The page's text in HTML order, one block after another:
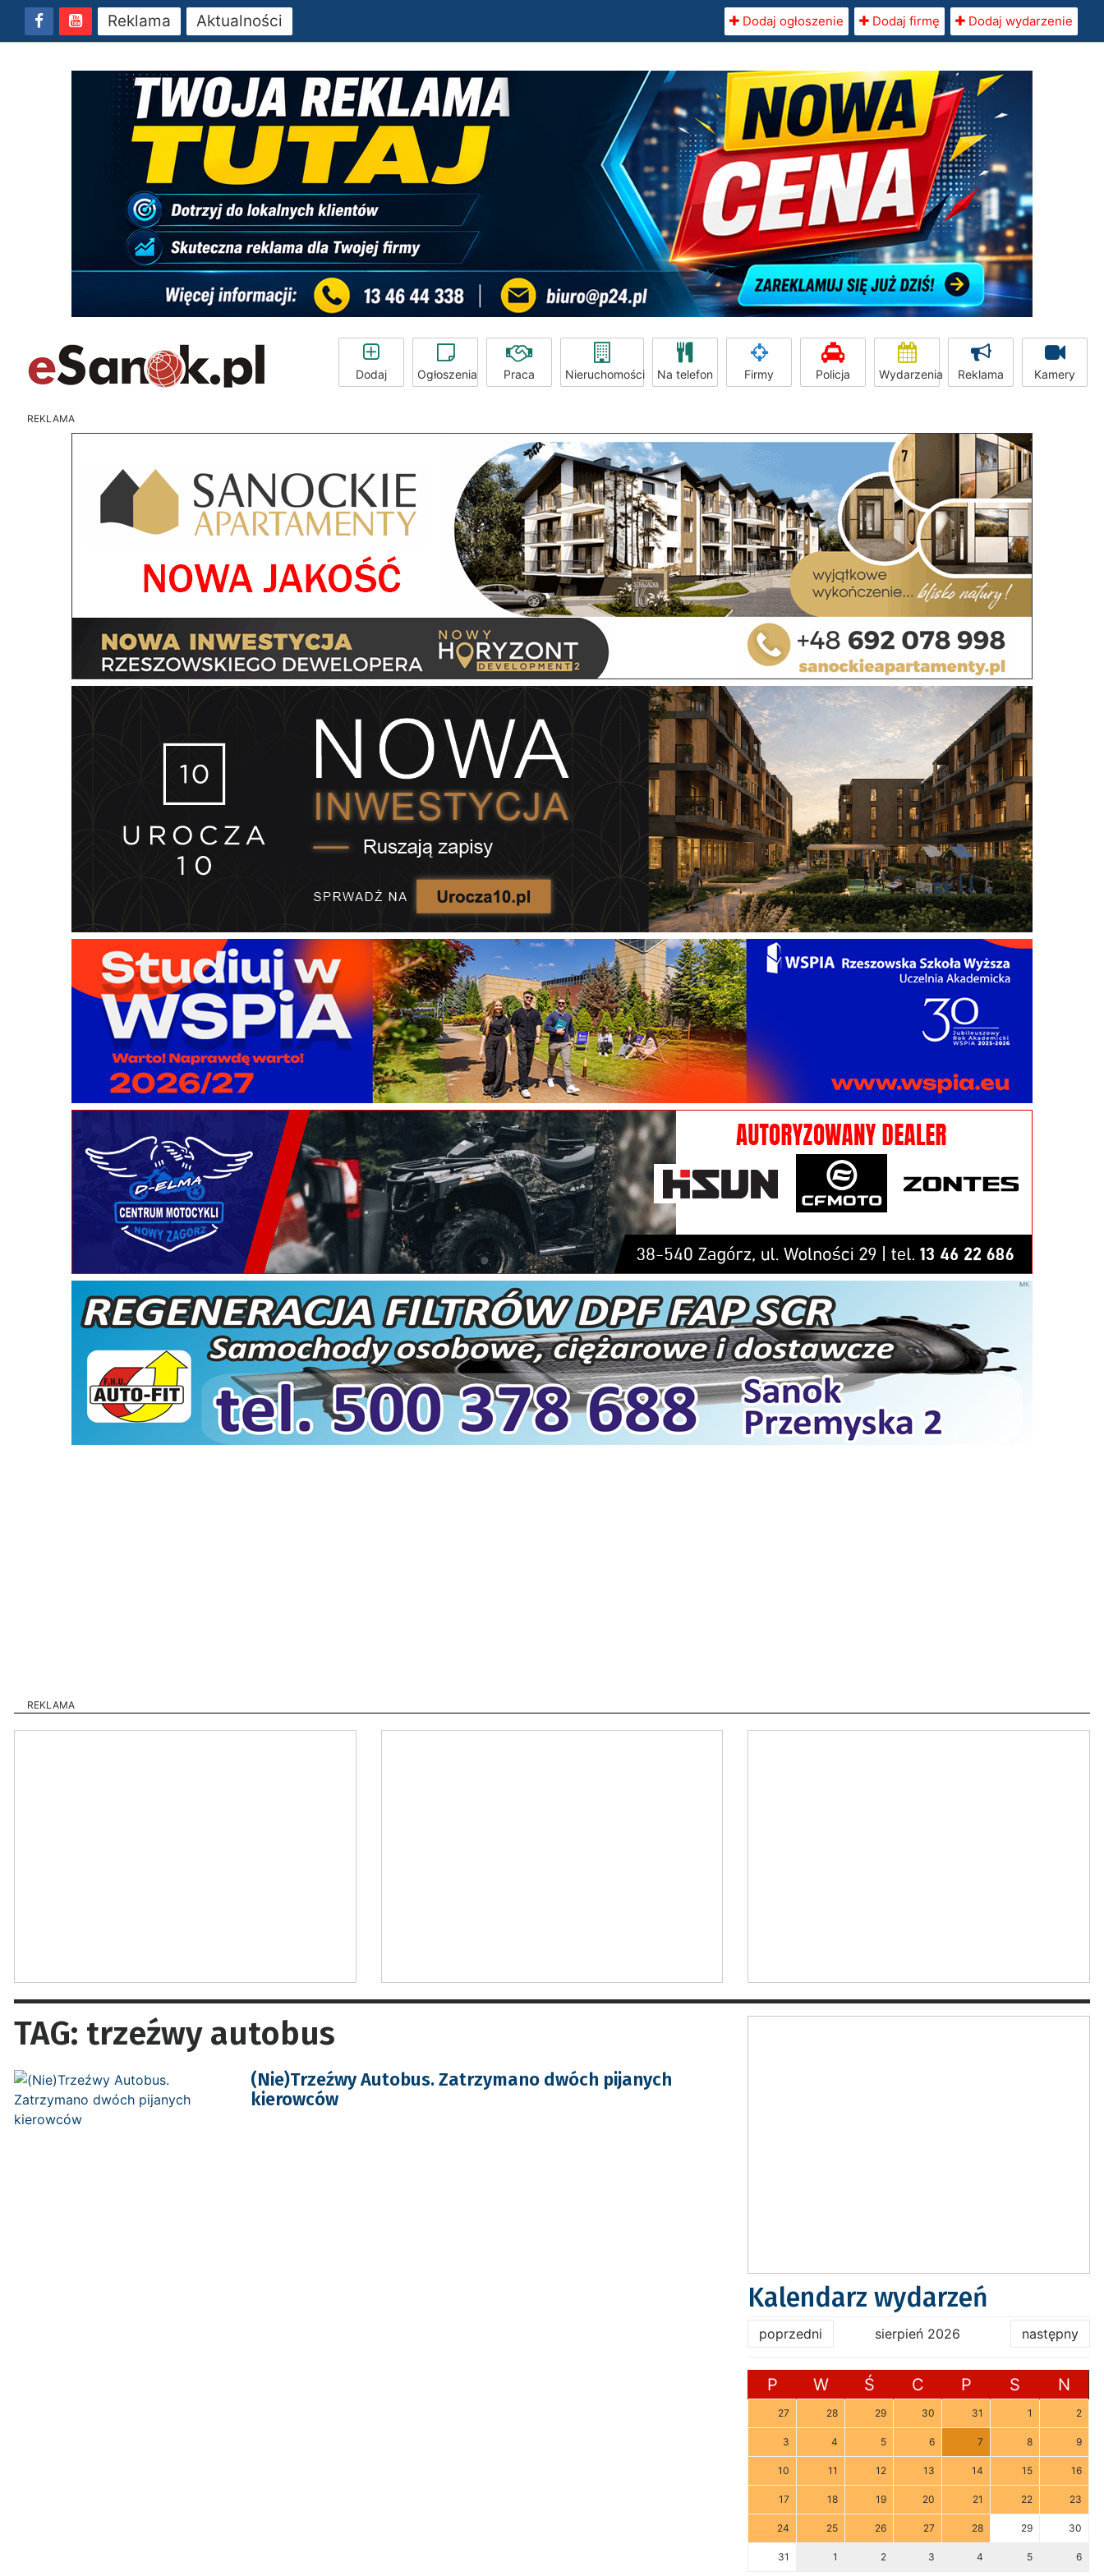
Reklama Aktualności Dodaj ogłoszenie Dodaj firmę Dodaj wydarzenie
Dodaj Ogłoszenia Praca Nieruchomości Na telefon Firmy Policja Wydarzenia Reklama Kamery
REKLAMA
REKLAMA
TAG: trzeźwy autobus
(Nie)Trzeźwy Autobus. Zatrzymano dwóch pijanych
kierowców
Kalendarz wydarzeń
poprzedni sierpień 2026 następny
P W Ś C P S N
27 28 29 30 31 1 2
3 4 5 6 7 8 9
10 11 12 13 14 15 16
17 18 19 20 21 22 23
24 25 26 27 28 29 30
31 1 2 3 4 5 6